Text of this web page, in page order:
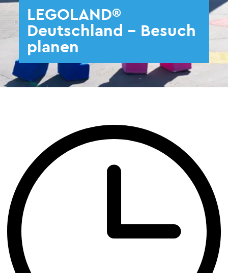
LEGOLAND®
Deutschland - Besuch
planen